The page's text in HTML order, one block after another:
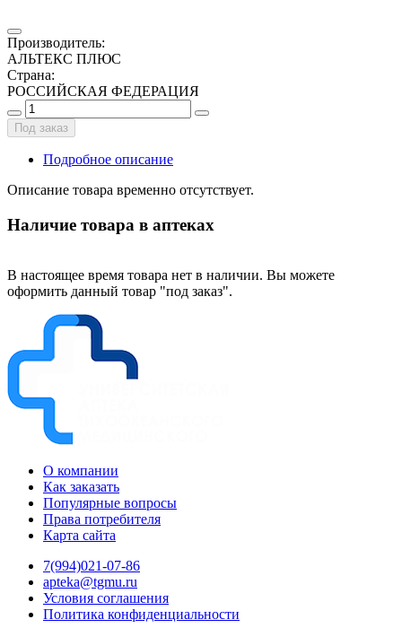
Производитель:
АЛЬТЕКС ПЛЮС
Страна:
РОССИЙСКАЯ ФЕДЕРАЦИЯ
Под заказ
Подробное описание
Описание товара временно отсутствует.
Наличие товара в аптеках
В настоящее время товара нет в наличии. Вы можете
оформить данный товар "под заказ".
О компании
Как заказать
Популярные вопросы
Права потребителя
Карта сайта
7(994)021-07-86
apteka@tgmu.ru
Условия соглашения
Политика конфиденциальности